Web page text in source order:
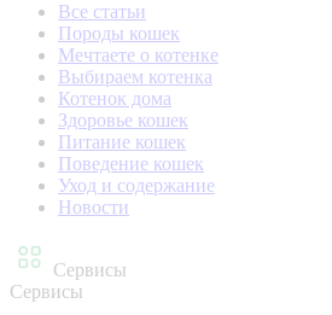
Все статьи
Породы кошек
Мечтаете о котенке
Выбираем котенка
Котенок дома
Здоровье кошек
Питание кошек
Поведение кошек
Уход и содержание
Новости
Сервисы
Сервисы